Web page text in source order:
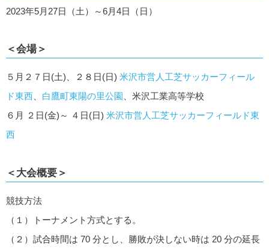
2023年5月27日（土）～6月4日（日）
＜会場＞
５月２７日(土)、２８日(日) 米沢市営人工芝サッカーフィール
ド東西、 白鷹町東陽の里公園、米沢工業高等学校
６月 ２日(金)～ ４日(日) 米沢市営人工芝サッカーフィールド東
西
＜大会概要＞
競技方法
（１）トーナメント方式とする。
（２）試合時間は 70 分とし、勝敗が決しない時は 20 分の延長